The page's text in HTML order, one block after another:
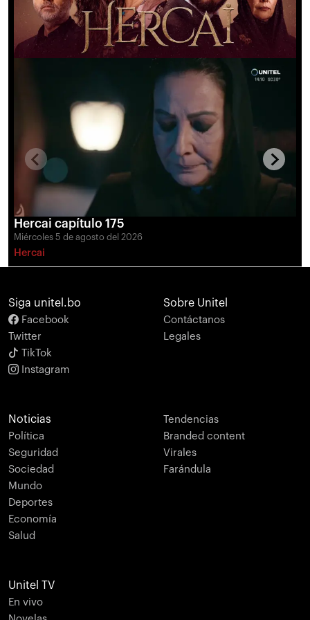
Hercai capítulo 175
Miércoles 5 de agosto del 2026
Hercai
Siga unitel.bo
Facebook
Twitter
TikTok
Instagram
Sobre Unitel
Contáctanos
Legales
Noticias
Política
Seguridad
Sociedad
Mundo
Deportes
Economía
Salud
Tendencias
Branded content
Virales
Farándula
Unitel TV
En vivo